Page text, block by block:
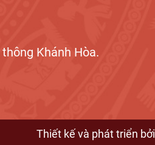
Khánh Hòa.
Thiết kế và phát triển bởi